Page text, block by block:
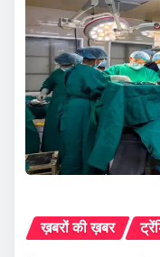
ख़बरों की ख़बर